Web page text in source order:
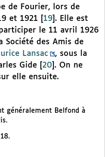
de Fourier, lors de
et 1921
19 . Elle est
le 11 avril 1926
Société des Amis de
Lansac
, sous la
Gide
20 . On ne
elle ensuite.
généralement Belfond à